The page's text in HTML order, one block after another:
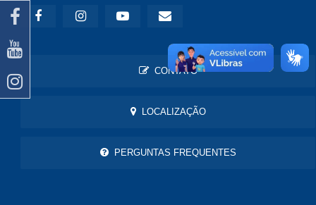
CONTATO
LOCALIZAÇÃO
PERGUNTAS FREQUENTES